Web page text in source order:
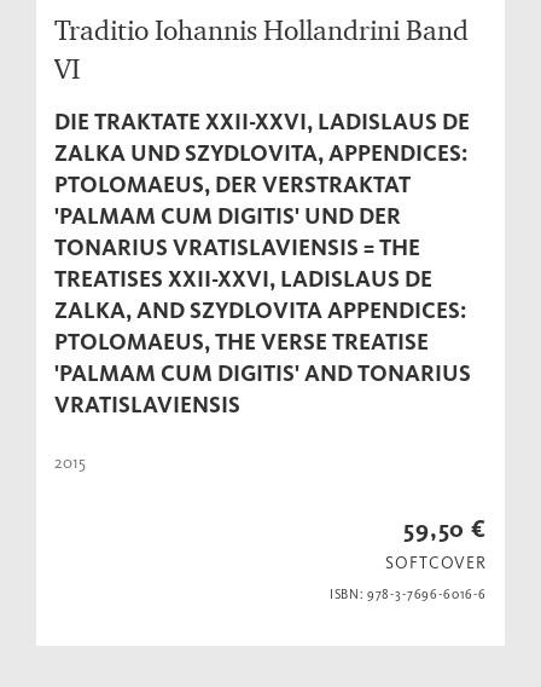
Traditio Iohannis Hollandrini Band
VI
DIE TRAKTATE XXII-XXVI, LADISLAUS DE
ZALKA UND SZYDLOVITA, APPENDICES:
PTOLOMAEUS, DER VERSTRAKTAT
'PALMAM CUM DIGITIS' UND DER
TONARIUS VRATISLAVIENSIS = THE
TREATISES XXII-XXVI, LADISLAUS DE
ZALKA, AND SZYDLOVITA APPENDICES:
PTOLOMAEUS, THE VERSE TREATISE
'PALMAM CUM DIGITIS' AND TONARIUS
VRATISLAVIENSIS
2015
59,50 €
SOFTCOVER
ISBN: 978-3-7696-6016-6